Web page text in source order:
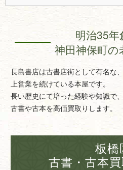
明治35年
神田神保町の
長島書店は古書店街として有名な
上営業を続けている本屋です。
長い歴史にて培った経験や知識で
古書や古本を高価買取りします。
板橋
古書・古本